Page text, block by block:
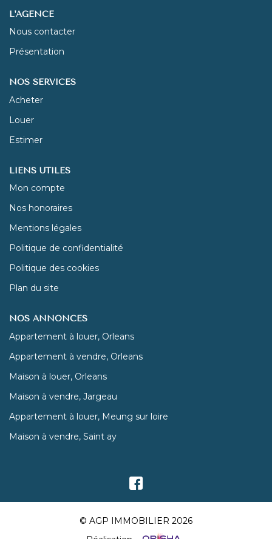
L'AGENCE
Nous contacter
Présentation
NOS SERVICES
Acheter
Louer
Estimer
LIENS UTILES
Mon compte
Nos honoraires
Mentions légales
Politique de confidentialité
Politique des cookies
Plan du site
NOS ANNONCES
Appartement à louer, Orleans
Appartement à vendre, Orleans
Maison à louer, Orleans
Maison à vendre, Jargeau
Appartement à louer, Meung sur loire
Maison à vendre, Saint ay
© AGP IMMOBILIER 2026